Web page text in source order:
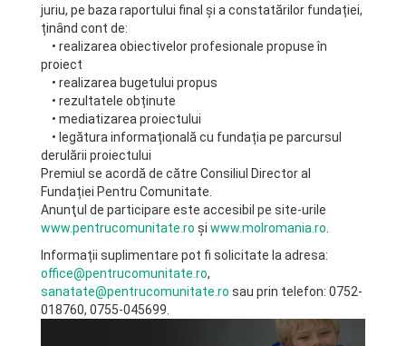
juriu, pe baza raportului final și a constatărilor fundației,
ținând cont de:
• realizarea obiectivelor profesionale propuse în
proiect
• realizarea bugetului propus
• rezultatele obținute
• mediatizarea proiectului
• legătura informațională cu fundația pe parcursul
derulării proiectului
Premiul se acordă de către Consiliul Director al
Fundației Pentru Comunitate.
Anunţul de participare este accesibil pe site-urile
www.pentrucomunitate.ro şi www.molromania.ro
Informații suplimentare pot fi solicitate la adresa:
office@pentrucomunitate.ro,
sanatate@pentrucomunitate.ro sau prin telefon: 0752-
018760, 0755-045699.